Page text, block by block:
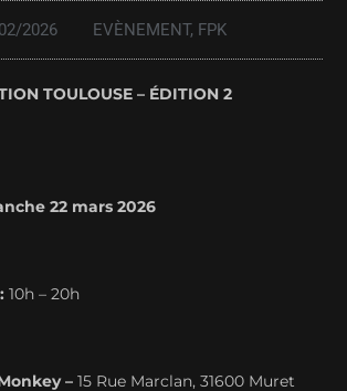
2026 EVÈNEMENT, FPK
TOULOUSE – ÉDITION 2
22 mars 2026
10h – 20h
– 15 Rue Marclan, 31600 Muret